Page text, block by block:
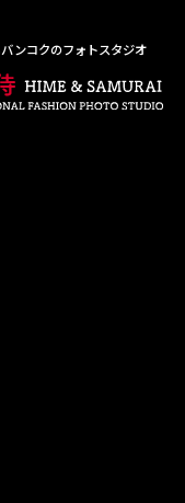
ンコクのフォトスタジオ